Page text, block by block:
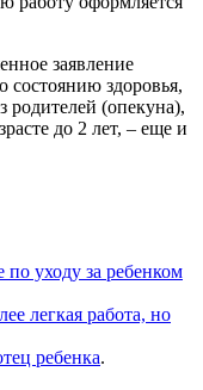
заявление
состоянию здоровья,
(опекуна),
до 2 лет, – еще и
уходу за ребенком
легкая работа, но
ребенка.